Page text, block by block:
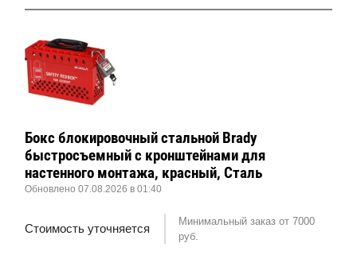
Бокс блокировочный стальной Brady
быстросъемный с кронштейнами для
настенного монтажа, красный, Сталь
Обновлено 07.08.2026 в 01:40
Стоимость уточняется
Минимальный заказ от 7000
руб.